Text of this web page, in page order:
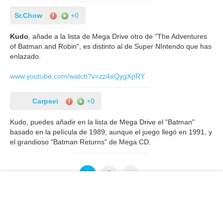
Sr.Chow +0
Kudo , añade a la lista de Mega Drive otro de "The Adventures
of Batman and Robin", es distinto al de Super NIntendo que has
enlazado.
www.youtube.com/watch?v=zz4eQygXpRY
Carpevi +0
Kudo, puedes añadir en la lista de Mega Drive el "Batman"
basado en la película de 1989, aunque el juego llegó en 1991, y
el grandioso "Batman Returns" de Mega CD.
1 2 »